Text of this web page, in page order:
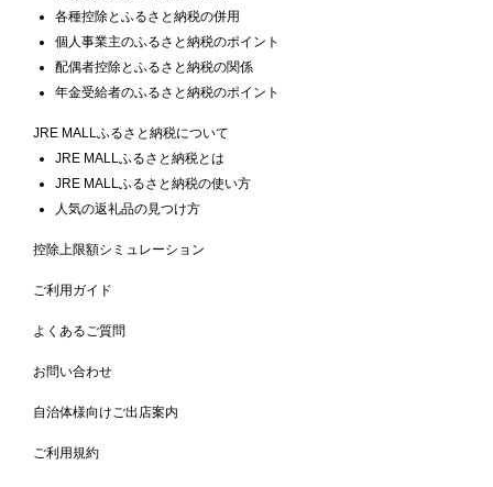
各種控除とふるさと納税の併用
個人事業主のふるさと納税のポイント
配偶者控除とふるさと納税の関係
年金受給者のふるさと納税のポイント
JRE MALLふるさと納税について
JRE MALLふるさと納税とは
JRE MALLふるさと納税の使い方
人気の返礼品の見つけ方
控除上限額シミュレーション
ご利用ガイド
よくあるご質問
お問い合わせ
自治体様向けご出店案内
ご利用規約